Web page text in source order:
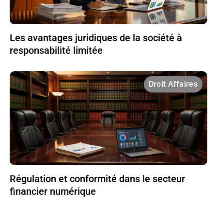
Les avantages juridiques de la société à
responsabilité limitée
Droit Affaires
Régulation et conformité dans le secteur
financier numérique